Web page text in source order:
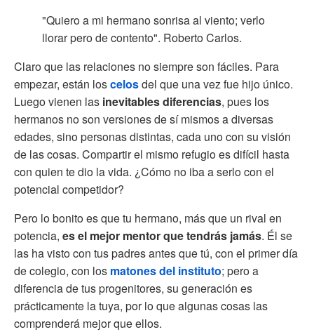
"Quiero a mi hermano sonrisa al viento; verlo
llorar pero de contento". Roberto Carlos.
Claro que las relaciones no siempre son fáciles. Para
empezar, están loscelosdel que una vez fue hijo único.
Luego vienen las inevitables diferencias, pues los
hermanos no son versiones de sí mismos a diversas
edades, sino personas distintas, cada uno con su visión
de las cosas. Compartir el mismo refugio es difícil hasta
con quien te dio la vida. ¿Cómo no iba a serlo con el
potencial competidor?
Pero lo bonito es que tu hermano, más que un rival en
potencia, es el mejor mentor que tendrás jamás. Él se
las ha visto con tus padres antes que tú, con el primer día
de colegio, con los matones del instituto; pero a
diferencia de tus progenitores, su generación es
prácticamente la tuya, por lo que algunas cosas las
comprenderá mejor que ellos.